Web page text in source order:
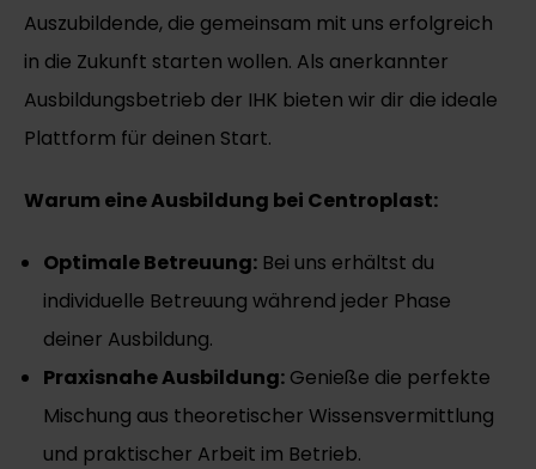
Auszubildende, die gemeinsam mit uns erfolgreich
in die Zukunft starten wollen. Als anerkannter
Ausbildungsbetrieb der IHK bieten wir dir die ideale
Plattform für deinen Start.
Warum eine Ausbildung bei Centroplast:
Optimale Betreuung: Bei uns erhältst du
individuelle Betreuung während jeder Phase
deiner Ausbildung.
Praxisnahe Ausbildung: Genieße die perfekte
Mischung aus theoretischer Wissensvermittlung
und praktischer Arbeit im Betrieb.